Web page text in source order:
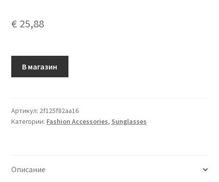
€ 25,88
В магазин
Артикул: 2f125f82aa16
Категории: Fashion Accessories, Sunglasses
Описание